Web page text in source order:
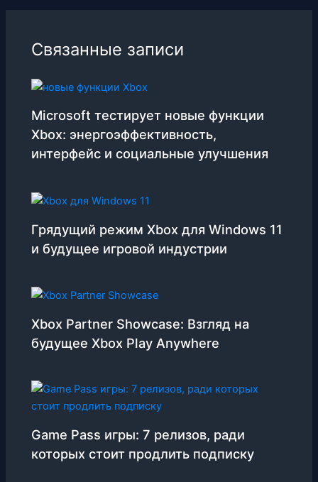
Связанные записи
Microsoft тестирует новые функции
Xbox: энергоэффективность,
интерфейс и социальные улучшения
Грядущий режим Xbox для Windows 11
и будущее игровой индустрии
Xbox Partner Showcase: Взгляд на
будущее Xbox Play Anywhere
Game Pass игры: 7 релизов, ради
которых стоит продлить подписку